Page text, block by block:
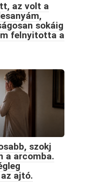
az volt a
sokáig
felnyitotta a
szokj
a arcomba.
ajtó.